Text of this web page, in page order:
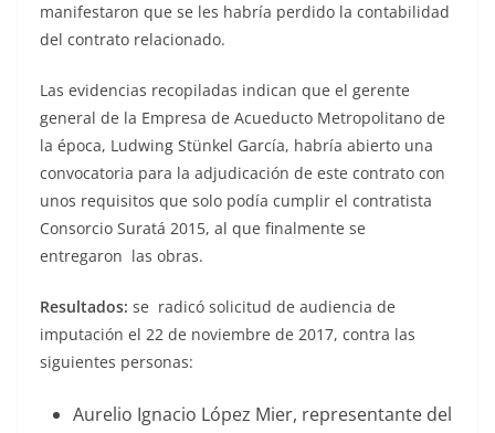
manifestaron que se les habría perdido la contabilidad
del contrato relacionado.
Las evidencias recopiladas indican que el gerente
general de la Empresa de Acueducto Metropolitano de
la época, Ludwing Stünkel García, habría abierto una
convocatoria para la adjudicación de este contrato con
unos requisitos que solo podía cumplir el contratista
Consorcio Suratá 2015, al que finalmente se
entregaron las obras.
Resultados: se radicó solicitud de audiencia de
imputación el 22 de noviembre de 2017, contra las
siguientes personas:
Aurelio Ignacio López Mier, representante del